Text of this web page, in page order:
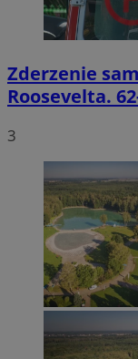
Zderzenie
Roosevelta.
3